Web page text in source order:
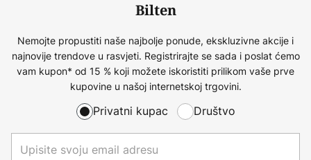
Bilten
Nemojte propustiti naše najbolje ponude, ekskluzivne akcije i
najnovije trendove u rasvjeti. Registrirajte se sada i poslat ćemo
vam kupon* od 15 % koji možete iskoristiti prilikom vaše prve
kupovine u našoj internetskoj trgovini.
Privatni kupac Društvo